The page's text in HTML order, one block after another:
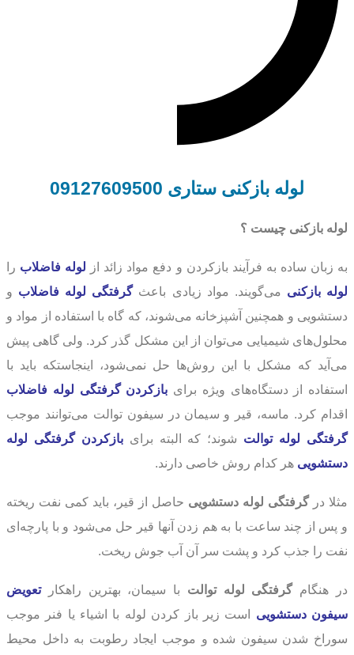
لوله بازکنی ستاری 09127609500
لوله بازکنی چیست ؟
به زبان ساده به فرآیند بازکردن و دفع مواد زائد از لوله فاضلاب را
لوله بازکنی می‌گویند. مواد زیادی باعثگرفتگی لوله فاضلاب و
دستشویی و همچنین آشپزخانه می‌شوند، که گاه با استفاده از مواد و
محلول‌های شیمیایی می‌توان از این مشکل گذر کرد. ولی گاهی پیش
می‌آید که مشکل با این روش‌ها حل نمی‌شود، اینجاستکه باید با
استفاده از دستگاه‌های ویژه برای بازکردن گرفتگی لوله فاضلاب
اقدام کرد. ماسه، قیر و سیمان در سیفون توالت می‌توانند موجب
گرفتگی لوله توالت شوند؛ که البته برایبازکردن گرفتگی لوله
دستشویی هر کدام روش خاصی دارند.
مثلا درگرفتگی لوله دستشویی حاصل از قیر، باید کمی نفت ریخته
و پس از چند ساعت با به هم زدن آنها قیر حل می‌شود و با پارچه‌ای
نفت را جذب کرد و پشت سر آن آب جوش ریخت.
در هنگامگرفتگی لوله توالت با سیمان، بهترین راهکارتعویض
سیفون دستشویی است زیر باز کردن لوله با اشیاء یا فنر موجب
سوراخ شدن سیفون شده و موجب ایجاد رطوبت به داخل محیط